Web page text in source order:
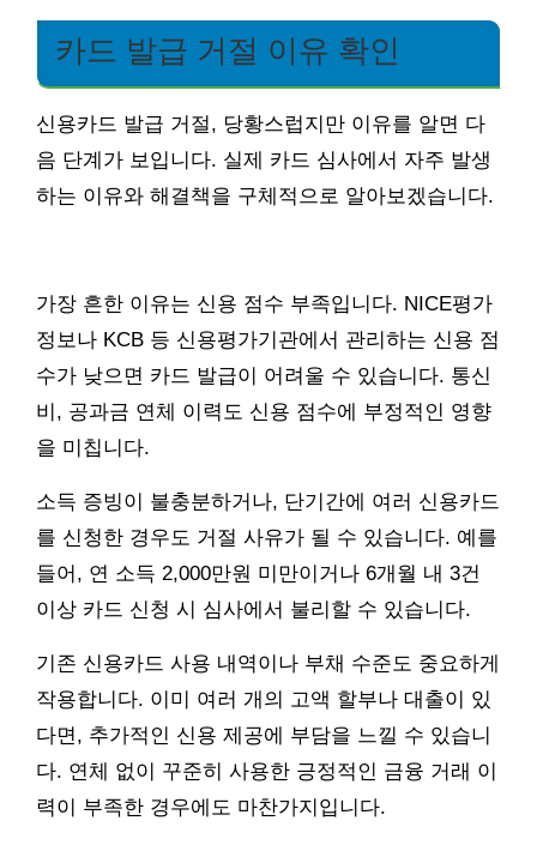
카드 발급 거절 이유 확인
신용카드 발급 거절, 당황스럽지만 이유를 알면 다
음 단계가 보입니다. 실제 카드 심사에서 자주 발생
하는 이유와 해결책을 구체적으로 알아보겠습니다.
가장 흔한 이유는 신용 점수 부족입니다. NICE평가
정보나 KCB 등 신용평가기관에서 관리하는 신용 점
수가 낮으면 카드 발급이 어려울 수 있습니다. 통신
비, 공과금 연체 이력도 신용 점수에 부정적인 영향
을 미칩니다.
소득 증빙이 불충분하거나, 단기간에 여러 신용카드
를 신청한 경우도 거절 사유가 될 수 있습니다. 예를
들어, 연 소득 2,000만원 미만이거나 6개월 내 3건
이상 카드 신청 시 심사에서 불리할 수 있습니다.
기존 신용카드 사용 내역이나 부채 수준도 중요하게
작용합니다. 이미 여러 개의 고액 할부나 대출이 있
다면, 추가적인 신용 제공에 부담을 느낄 수 있습니
다. 연체 없이 꾸준히 사용한 긍정적인 금융 거래 이
력이 부족한 경우에도 마찬가지입니다.